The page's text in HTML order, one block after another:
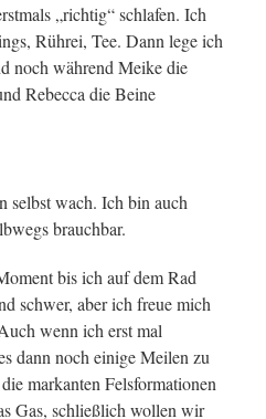
„richtig“ schlafen. Ich
Rührei, Tee. Dann lege ich
noch während Meike die
Rebecca die Beine
selbst wach. Ich bin auch
brauchbar.
bis ich auf dem Rad
schwer, aber ich freue mich
wenn ich erst mal
dann noch einige Meilen zu
markanten Felsformationen
Gas, schließlich wollen wir